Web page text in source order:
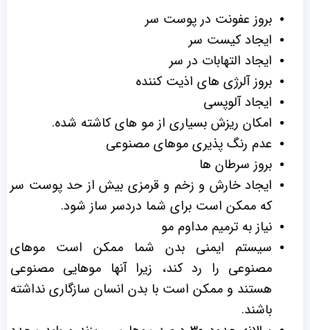
بروز عفونت در پوست سر
ایجاد کیست سر
ایجاد التهابات در سر
بروز آلرژی های اذیت کننده
ایجاد آلوپسی
امکان ریزش بسیاری از مو های کاشته شده.
عدم رنگ پذیری موهای مصنوعی
بروز سرطان ها
ایجاد خارش و زخم و قرمزی بیش از حد پوست سر
که ممکن است برای شما دردسر ساز شود.
نیاز به ترمیم مداوم مو
سیستم ایمنی بدن شما ممکن است موهای
مصنوعی را رد کند، زیرا آنها موهایی مصنوعی
هستند و ممکن است با بدن انسان سازگاری نداشته
باشند.